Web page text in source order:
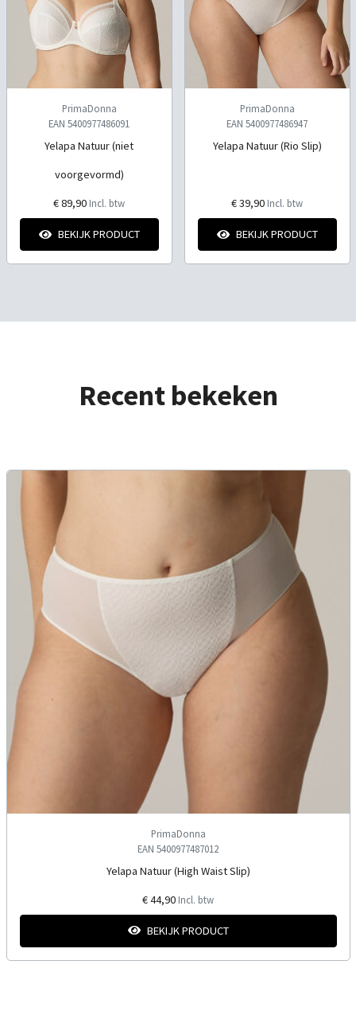
PrimaDonna
EAN 5400977486091
Yelapa Natuur (niet
voorgevormd)
€ 89,90 Incl. btw
BEKIJK PRODUCT
PrimaDonna
EAN 5400977486947
Yelapa Natuur (Rio Slip)
€ 39,90 Incl. btw
BEKIJK PRODUCT
Recent bekeken
PrimaDonna
EAN 5400977487012
Yelapa Natuur (High Waist Slip)
€ 44,90 Incl. btw
BEKIJK PRODUCT